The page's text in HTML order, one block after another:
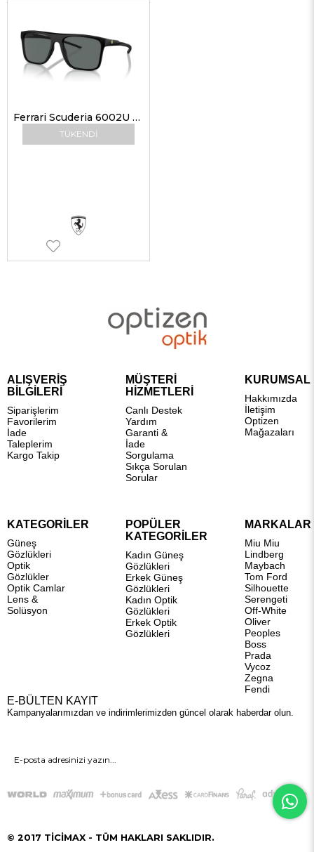
TÜKENDI
Ferrari Scuderia 6002U 504/81 59 Erkek Güneş Gözlükleri
ALIŞVERİŞ
BİLGİLERİ
Siparişlerim
Favorilerim
İade
Taleplerim
Kargo Takip
MÜŞTERİ
HİZMETLERİ
Canlı Destek
Yardım
Garanti &
İade
Sorgulama
Sıkça Sorulan
Sorular
KURUMSAL
Hakkımızda
İletişim
Optizen
Mağazaları
KATEGORİLER
Güneş
Gözlükleri
Optik
Gözlükler
Optik Camlar
Lens &
Solüsyon
POPÜLER
KATEGORİLER
Kadın Güneş
Gözlükleri
Erkek Güneş
Gözlükleri
Kadın Optik
Gözlükleri
Erkek Optik
Gözlükleri
MARKALAR
Miu Miu
Lindberg
Maybach
Tom Ford
Silhouette
Serengeti
Off-White
Oliver
Peoples
Boss
Prada
Vycoz
Zegna
Fendi
E-BÜLTEN KAYIT
Kampanyalarımızdan ve indirimlerimizden güncel olarak haberdar olun.
GÖNDER
© 2017 TİCİMAX - TÜM HAKLARI SAKLIDIR.